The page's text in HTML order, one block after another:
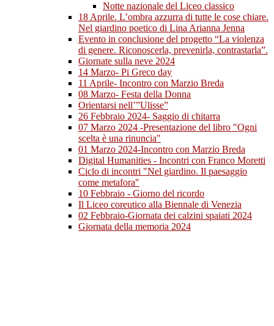
Notte nazionale del Liceo classico
18 Aprile. L’ombra azzurra di tutte le cose chiare.
Nel giardino poetico di Lina Arianna Jenna
Evento in conclusione del progetto “La violenza
di genere. Riconoscerla, prevenirla, contrastarla”.
Giornate sulla neve 2024
14 Marzo- Pi Greco day
11 Aprile- Incontro con Marzio Breda
08 Marzo- Festa della Donna
Orientarsi nell’”Ulisse”
26 Febbraio 2024- Saggio di chitarra
07 Marzo 2024 -Presentazione del libro "Ogni
scelta è una rinuncia"
01 Marzo 2024-Incontro con Marzio Breda
Digital Humanities - Incontri con Franco Moretti
Ciclo di incontri "Nel giardino. Il paesaggio
come metafora"
10 Febbraio - Giorno del ricordo
Il Liceo coreutico alla Biennale di Venezia
02 Febbraio-Giornata dei calzini spaiati 2024
Giornata della memoria 2024